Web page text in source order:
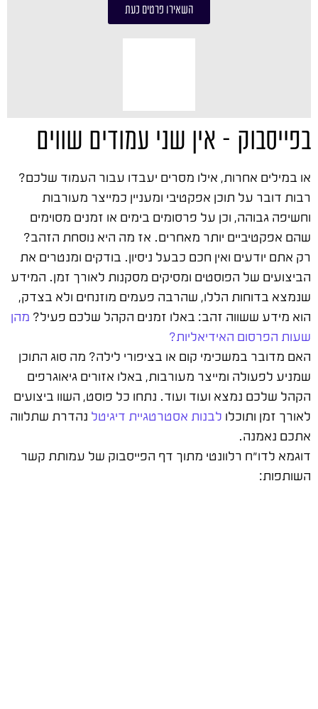
השאירו פרטים כעת
בפייסבוק – אין שני עמודים שווים
או במילים אחרות, אילו מסרים יעבדו עבור העמוד שלכם?
רבות דובר על תוכן אפקטיבי ומעניין כמייצר מעורבות
וחשיפה גבוהה, וכן על פרסומים בימים או זמנים מסוימים
שהם אפקטיביים יותר מאחרים. אז מה היא נוסחת הזהב?
רק אתם יודעים ואין חכם כבעל ניסיון. בודקים ומנטרים את
הביצועים של הפוסטים ומסיקים מסקנות לאורך זמן. המידע
שנמצא בדוחות הללו, שהרבה פעמים מוזנחים ולא בצדק,
הוא מידע ששווה זהב: באלו זמנים הקהל שלכם פעיל? מהן
שעות הפרסום האידיאליות?
האם מדובר במשכימי קום או בציפורי לילה? מה סוג התוכן
שמניע לפעולה ומייצר מעורבות, באלו אזורים גיאוגרפים
הקהל שלכם נמצא ועוד ועוד. נתחו כל פוסט, השוו ביצועים
לאורך זמן ותוכלו לבנות אסטרטגיית דיגיטל נהדרת שתלווה
אתכם נאמנה.
דוגמא לדו"ח רלוונטי מתוך דף הפייסבוק של עמותת קשר
השותפות: